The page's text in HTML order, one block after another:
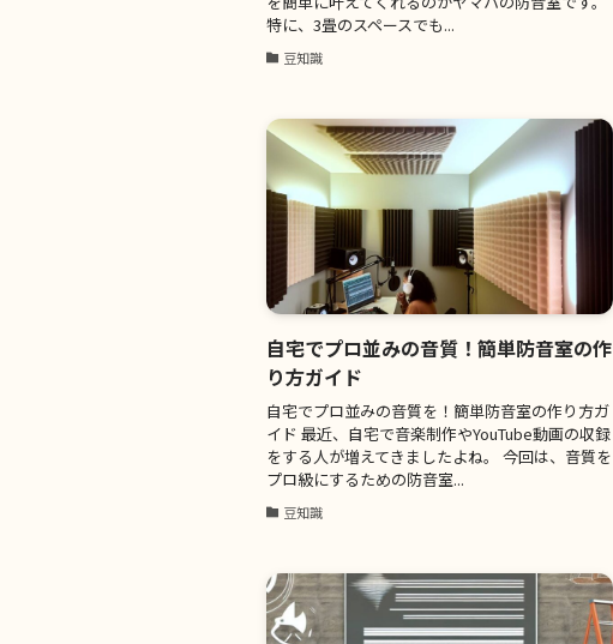
特に、3畳のスペースでも...
豆知識
自宅でプロ並みの音質！簡単防音室の作
り方ガイド
自宅でプロ並みの音質を！簡単防音室の作り方ガ
イド 最近、自宅で音楽制作やYouTube動画の収録
をする人が増えてきましたよね。 今回は、音質を
プロ級にするための防音室...
豆知識